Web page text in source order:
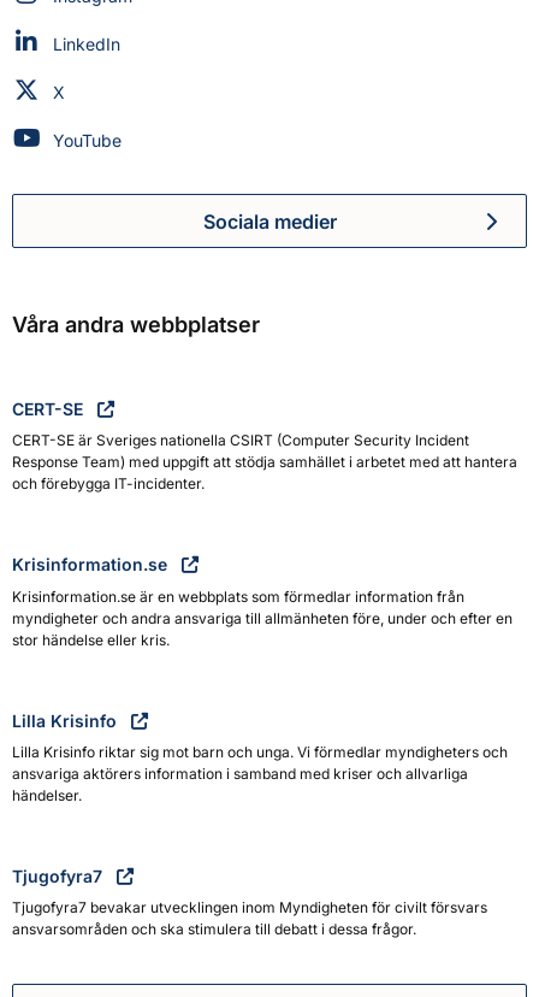
Myndigheten för civilt försvar på
LinkedIn
Myndigheten för civilt försvar på
X
Myndigheten för civilt försvar på
YouTube
Myndigheten för civilt
Sociala medier
Våra andra webbplatser
CERT-SE
CERT-SE är Sveriges nationella CSIRT (Computer Security Incident
Response Team) med uppgift att stödja samhället i arbetet med att hantera
och förebygga IT-incidenter.
Krisinformation.se
Krisinformation.se är en webbplats som förmedlar information från
myndigheter och andra ansvariga till allmänheten före, under och efter en
stor händelse eller kris.
Lilla Krisinfo
Lilla Krisinfo riktar sig mot barn och unga. Vi förmedlar myndigheters och
ansvariga aktörers information i samband med kriser och allvarliga
händelser.
Tjugofyra7
Tjugofyra7 bevakar utvecklingen inom Myndigheten för civilt försvars
ansvarsområden och ska stimulera till debatt i dessa frågor.